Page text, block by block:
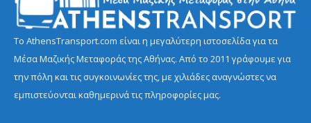
Το AthensTransport.com είναι η μεγαλύτερη ιστοσελίδα για τα
Μέσα Μαζικής Μεταφοράς της Αθήνας. Από το 2011 γράφουμε για
την πόλη και τις συγκοινωνίες της, με χιλιάδες αναγνώστες να
εμπιστεύονται καθημερινά τις πληροφορίες μας.